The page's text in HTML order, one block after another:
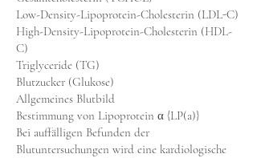
Low-Density-Lipoprotein-Cholesterin (LDL-C)
High-Density-Lipoprotein-Cholesterin (HDL-
C)
Triglyceride (TG)
Blutzucker (Glukose)
Allgemeines Blutbild
Bestimmung von Lipoprotein α {LP(a)}
Bei auffälligen Befunden der
Blutuntersuchungen wird eine kardiologische